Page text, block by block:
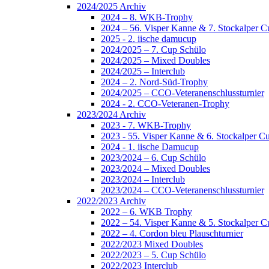
2024/2025 Archiv
2024 – 8. WKB-Trophy
2024 – 56. Visper Kanne & 7. Stockalper
2025 - 2. iische damucup
2024/2025 – 7. Cup Schülo
2024/2025 – Mixed Doubles
2024/2025 – Interclub
2024 – 2. Nord-Süd-Trophy
2024/2025 – CCO-Veteranenschlussturnier
2024 - 2. CCO-Veteranen-Trophy
2023/2024 Archiv
2023 - 7. WKB-Trophy
2023 - 55. Visper Kanne & 6. Stockalper
2024 - 1. iische Damucup
2023/2024 – 6. Cup Schülo
2023/2024 – Mixed Doubles
2023/2024 – Interclub
2023/2024 – CCO-Veteranenschlussturnier
2022/2023 Archiv
2022 – 6. WKB Trophy
2022 – 54. Visper Kanne & 5. Stockalper
2022 – 4. Cordon bleu Plauschturnier
2022/2023 Mixed Doubles
2022/2023 – 5. Cup Schülo
2022/2023 Interclub